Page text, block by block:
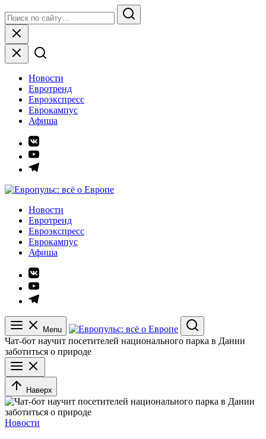
to
content
for:
Search
Close
Новости
Евротренд
Евроэкспресс
Еврокампус
Афиша
Элемент
меню
Элемент
меню
Элемент
Европульс: всё о Европе
Новости
Евротренд
Евроэкспресс
Еврокампус
Афиша
Элемент
меню
Элемент
меню
Элемент
Menu
Search
Чат-бот научит посетителей национального парка в Дании
заботиться о природе
Наверх
Новости